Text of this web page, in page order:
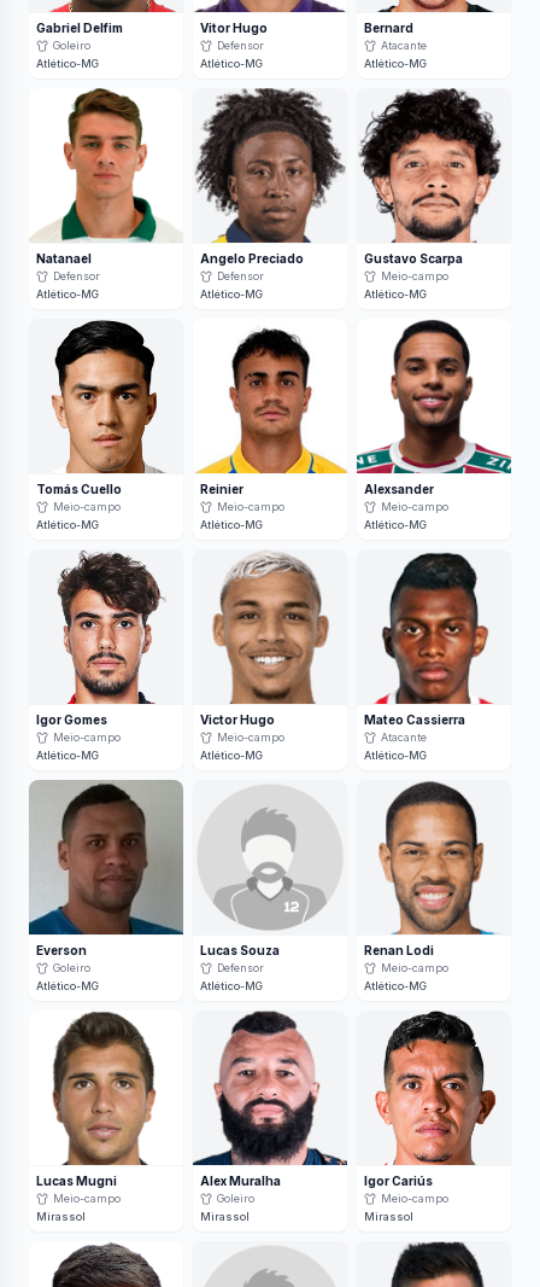
Gabriel Delfim
Goleiro
Atlético-MG
Vitor Hugo
Defensor
Atlético-MG
Bernard
Atacante
Atlético-MG
Natanael
Defensor
Atlético-MG
Angelo Preciado
Defensor
Atlético-MG
Gustavo Scarpa
Meio-campo
Atlético-MG
Tomás Cuello
Meio-campo
Atlético-MG
Reinier
Meio-campo
Atlético-MG
Alexsander
Meio-campo
Atlético-MG
Igor Gomes
Meio-campo
Atlético-MG
Victor Hugo
Meio-campo
Atlético-MG
Mateo Cassierra
Atacante
Atlético-MG
Everson
Goleiro
Atlético-MG
Lucas Souza
Defensor
Atlético-MG
Renan Lodi
Meio-campo
Atlético-MG
Lucas Mugni
Meio-campo
Mirassol
Alex Muralha
Goleiro
Mirassol
Igor Cariús
Meio-campo
Mirassol